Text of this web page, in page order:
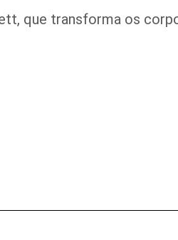
que transforma os